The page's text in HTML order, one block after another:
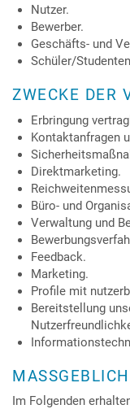
Nutzer.
Bewerber.
Geschäfts- und
Schüler/
ZWECKE DER
Erbringung
Kontaktanfragen
Direktmarketing.
Büro- und
Verwaltung und
Feedback.
Marketing.
Profile mit
Bereitstellung
Im Folgenden